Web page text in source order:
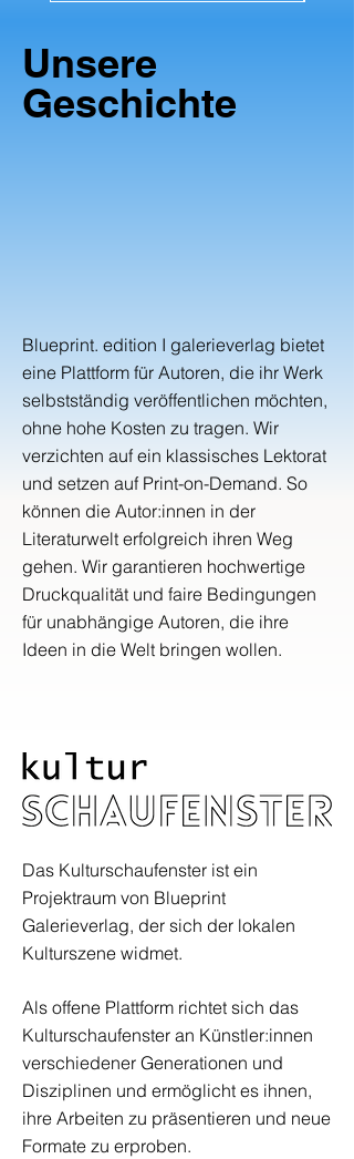
Unsere
Geschichte
Blueprint. edition I galerieverlag bietet
eine Plattform für Autoren, die ihr Werk
selbstständig veröffentlichen möchten,
ohne hohe Kosten zu tragen. Wir
verzichten auf ein klassisches Lektorat
und setzen auf Print-on-Demand. So
können die Autor:innen in der
Literaturwelt erfolgreich ihren Weg
gehen. Wir garantieren hochwertige
Druckqualität und faire Bedingungen
für unabhängige Autoren, die ihre
Ideen in die Welt bringen wollen.
Das Kulturschaufenster ist ein
Projektraum von Blueprint
Galerieverlag, der sich der lokalen
Kulturszene widmet.
Als offene Plattform richtet sich das
Kulturschaufenster an Künstler:innen
verschiedener Generationen und
Disziplinen und ermöglicht es ihnen,
ihre Arbeiten zu präsentieren und neue
Formate zu erproben.